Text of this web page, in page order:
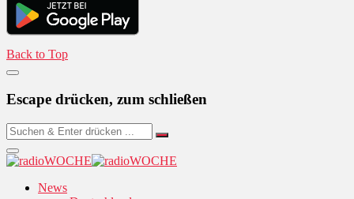
Back to Top
Escape drücken, zum schließen
News